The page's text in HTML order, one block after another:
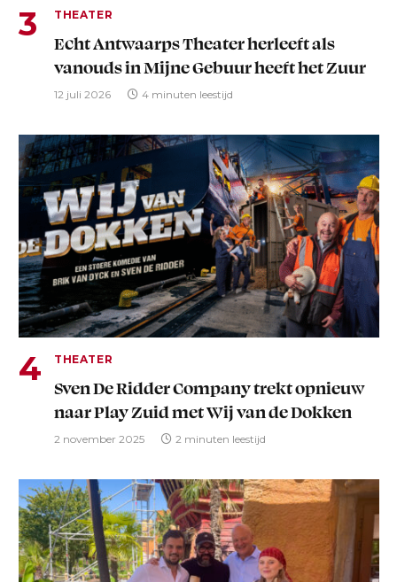
THEATER
Echt Antwaarps Theater herleeft als
vanouds in Mijne Gebuur heeft het Zuur
12 juli 2026 4 minuten leestijd
THEATER
Sven De Ridder Company trekt opnieuw
naar Play Zuid met Wij van de Dokken
2 november 2025 2 minuten leestijd